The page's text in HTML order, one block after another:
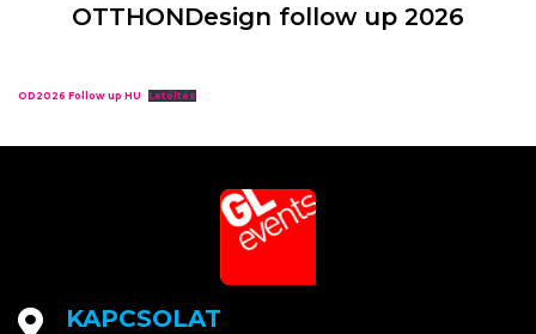
OTTHONDesign follow up 2026
OD2026 Follow up HU Letöltés
KAPCSOLAT